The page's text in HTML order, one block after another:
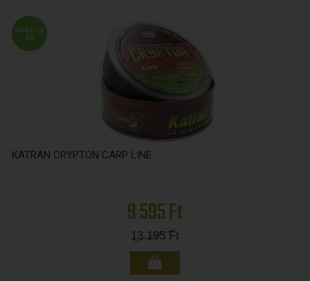
FMASTER
ÁR
KATRAN CRYPTON CARP LINE
9 595 Ft
13 195Ft